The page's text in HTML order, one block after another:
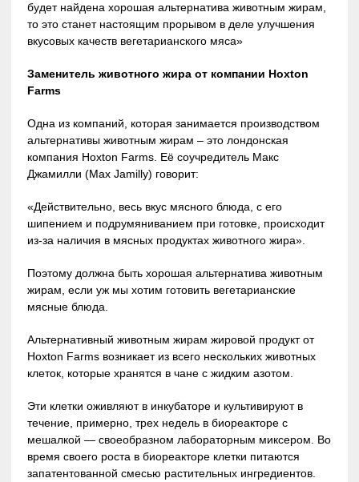
будет найдена хорошая альтернатива животным жирам,
то это станет настоящим прорывом в деле улучшения
вкусовых качеств вегетарианского мяса»
Заменитель животного жира от компании Hoxton
Farms
Одна из компаний, которая занимается производством
альтернативы животным жирам – это лондонская
компания Hoxton Farms. Её соучредитель Макс
Джамилли (Max Jamilly) говорит:
«Действительно, весь вкус мясного блюда, с его
шипением и подрумяниванием при готовке, происходит
из-за наличия в мясных продуктах животного жира».
Поэтому должна быть хорошая альтернатива животным
жирам, если уж мы хотим готовить вегетарианские
мясные блюда.
Альтернативный животным жирам жировой продукт от
Hoxton Farms возникает из всего нескольких животных
клеток, которые хранятся в чане с жидким азотом.
Эти клетки оживляют в инкубаторе и культивируют в
течение, примерно, трех недель в биореакторе с
мешалкой — своеобразном лабораторным миксером. Во
время своего роста в биореакторе клетки питаются
запатентованной смесью растительных ингредиентов.